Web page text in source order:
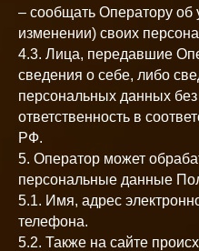
– сообщать Оператору об
изменении) своих
4.3. Лица, передавшие
сведения о себе, либо
персональных данных без
ответственность в
РФ.
5. Оператор может
персональные данные
5.1. Имя, адрес
телефона.
5.2. Также на сайте